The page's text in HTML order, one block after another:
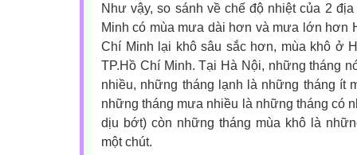
Như vậy, so sánh về chế độ nhiệt của 2
Minh có mùa mưa dài hơn và mưa lớn hơn
Chí Minh lại khô sâu sắc hơn, mùa khô ở
TP.Hồ Chí Minh. Tại Hà Nội, những tháng
nhiều, những tháng lạnh là những tháng ít
những tháng mưa nhiều là những tháng có
dịu bớt) còn những tháng mùa khô là
một chút.